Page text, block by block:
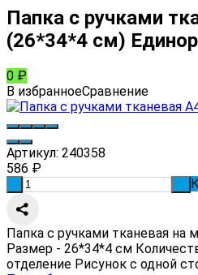
Папка с ручками
(26*34*4 см)
0 ₽
В избранноеСравнение
Артикул: 240358
586 ₽
Папка с ручками тканевая на
Размер - 26*34*4 см
отделение Рисунок с одной